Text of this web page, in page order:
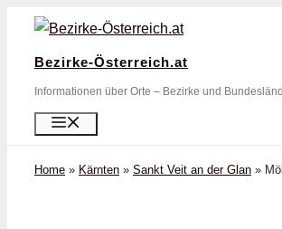
Zum
springen
Bezirke-Österreich.at
Informationen über Orte – Bezirke und
Home » Kärnten » Sankt Veit an der Glan »